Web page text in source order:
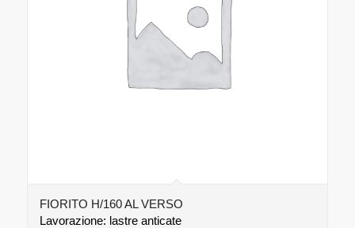
FIORITO H/160 AL VERSO
Lavorazione: lastre anticate